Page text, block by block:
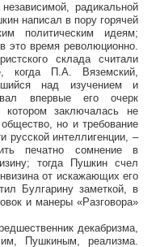
радикальной
написал в пору горячей
политическим идеям;
это время революционно.
склада считали
когда П.А. Вяземский,
над изучением и
впервые его очерк
заключалась не
но и требование
русской интеллигенции, –
печатно сомнение в
тогда Пушкин счел
от искажающих его
Булгарину заметкой, в
и манеры «Разговора»
декабризма,
им, Пушкиным, реализма.